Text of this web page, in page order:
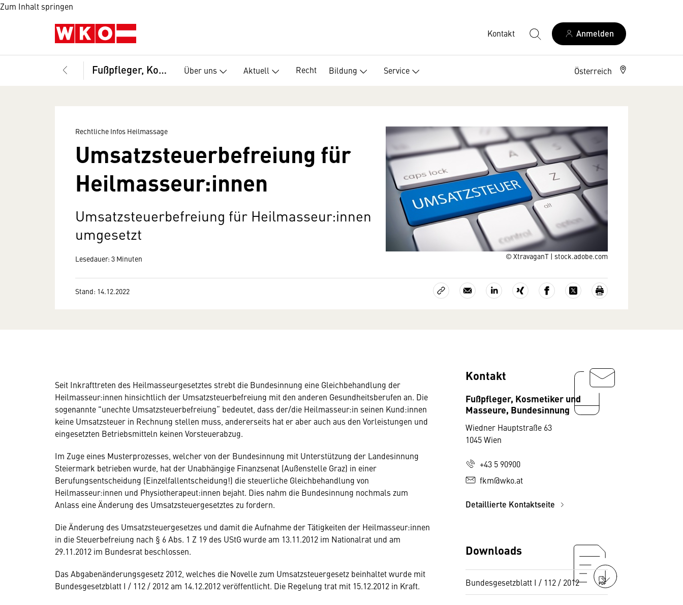
Zum Inhalt springen
Kontakt Anmelden
Fußpfleger, Kosmetiker und Masseure, Bundesinnung Über uns Aktuell Recht Bildung Service Österreich
© XtravaganT | stock.adobe.com
Rechtliche Infos Heilmassage
Umsatzsteuerbefreiung für
Heilmasseur:innen
Umsatzsteuerbefreiung für Heilmasseur:innen
umgesetzt
Lesedauer: 3 Minuten
Stand: 14.12.2022
Seit Inkrafttreten des Heilmasseurgesetztes strebt die Bundesinnung eine Gleichbehandlung der
Heilmasseur:innen hinsichtlich der Umsatzsteuerbefreiung mit den anderen Gesundheitsberufen an. Die
sogenannte "unechte Umsatzsteuerbefreiung“ bedeutet, dass der/die Heilmasseur:in seinen Kund:innen
keine Umsatzsteuer in Rechnung stellen muss, andererseits hat er aber auch aus den Vorleistungen und
eingesetzten Betriebsmitteln keinen Vorsteuerabzug.
Im Zuge eines Musterprozesses, welcher von der Bundesinnung mit Unterstützung der Landesinnung
Steiermark betrieben wurde, hat der Unabhängige Finanzsenat (Außenstelle Graz) in einer
Berufungsentscheidung (Einzelfallentscheidung!) die steuerliche Gleichbehandlung von
Heilmasseur:innen und Physiotherapeut:innen bejaht. Dies nahm die Bundesinnung nochmals zum
Anlass eine Änderung des Umsatzsteuergesetztes zu fordern.
Die Änderung des Umsatzsteuergesetzes und damit die Aufnahme der Tätigkeiten der Heilmasseur:innen
in die Steuerbefreiung nach § 6 Abs. 1 Z 19 des UStG wurde am 13.11.2012 im Nationalrat und am
29.11.2012 im Bundesrat beschlossen.
Das Abgabenänderungsgesetz 2012, welches die Novelle zum Umsatzsteuergesetz beinhaltet wurde mit
Bundesgesetzblatt I / 112 / 2012 am 14.12.2012 veröffentlicht. Die Regelung trat mit 15.12.2012 in Kraft.
Kontakt
Fußpfleger, Kosmetiker und
Masseure, Bundesinnung
Wiedner Hauptstraße 63
1045 Wien
+43 5 90900
fkm@wko.at
Detaillierte Kontaktseite
Downloads
Bundesgesetzblatt I / 112 / 2012 PDF